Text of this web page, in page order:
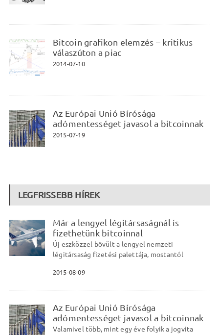
Bitcoin grafikon elemzés – kritikus
válaszúton a piac
2014-07-10
Az Európai Unió Bírósága
adómentességet javasol a bitcoinnak
2015-07-19
LEGFRISSEBB HÍREK
Már a lengyel légitársaságnál is
fizethetünk bitcoinnal
Új eszközzel bővült a lengyel nemzeti
légitársaság fizetési palettája, mostantól
2015-08-09
Az Európai Unió Bírósága
adómentességet javasol a bitcoinnak
Valamivel több, mint egy éve folyik a jogvita